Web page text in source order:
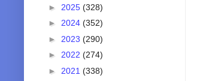
► 2025 (328)
► 2024 (352)
► 2023 (290)
► 2022 (274)
► 2021 (338)